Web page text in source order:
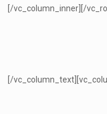
[/vc_column_inner][/
[/